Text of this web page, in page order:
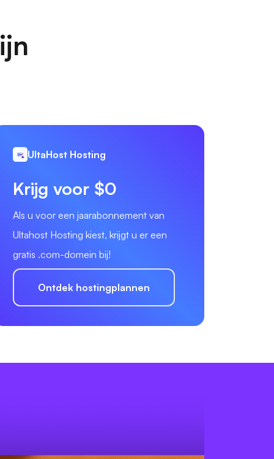
UltaHost Hosting
Krijg voor $0
Als u voor een jaarabonnement van
Ultahost Hosting kiest, krijgt u er een
gratis .com-domein bij!
Ontdek hostingplannen